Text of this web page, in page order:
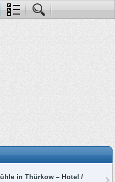
in Thürkow – Hotel /